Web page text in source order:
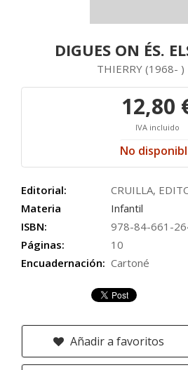
DIGUES ON ÉS.
THIERRY (1968- )
12,80
IVA incluido
No
Editorial:
CRUILLA,
Materia
Infantil
ISBN:
978-84-661-
Páginas:
10
Encuadernación: Cartoné
Añadir a favoritos